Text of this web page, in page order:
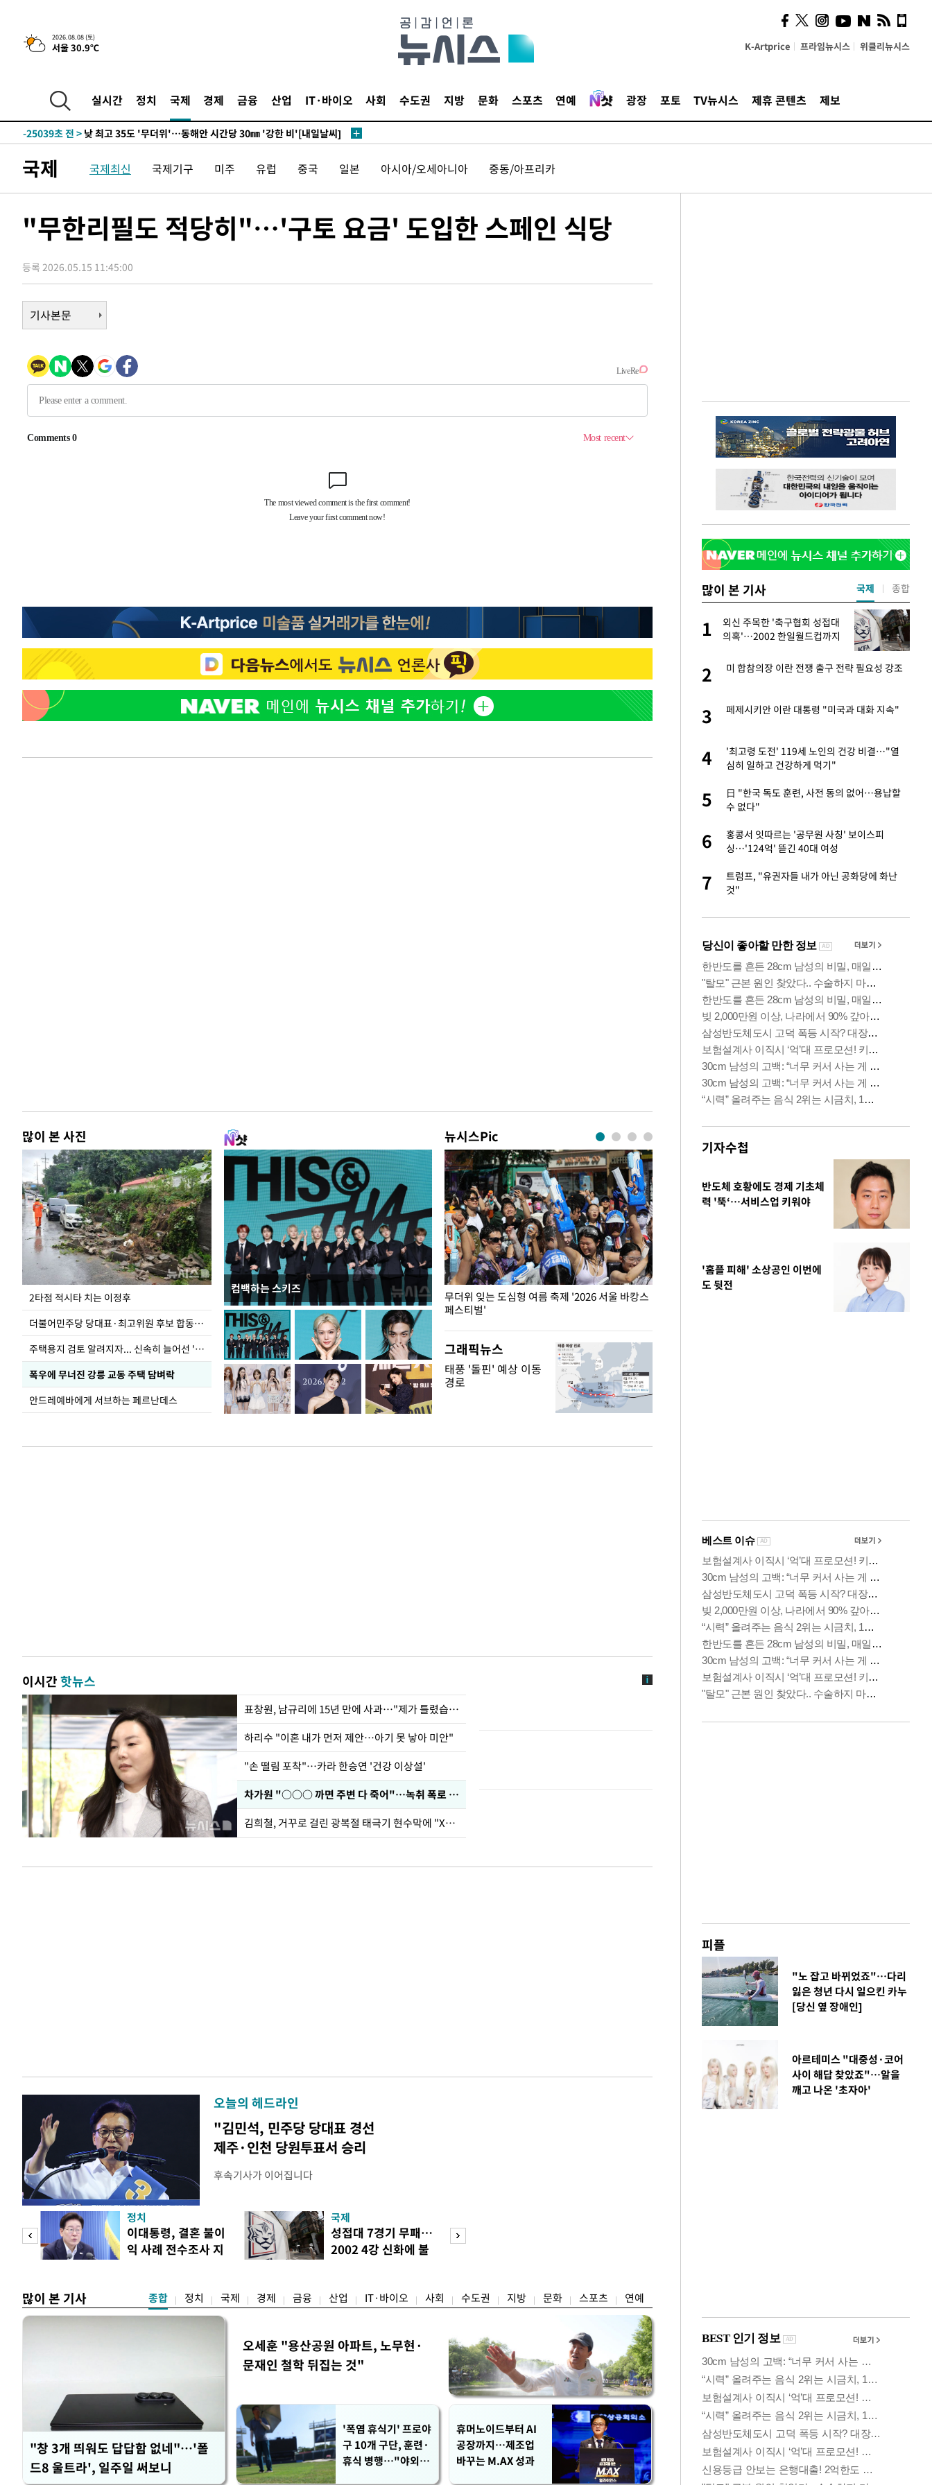
2026.08.08 (토)
서울 30.9℃ K-Artprice 프라임뉴시스 위클리뉴시스
실시간 정치 국제 경제 금융 산업 IT·바이오 사회 수도권 지방 문화 스포츠 연예 광장 포토 TV뉴시스 제휴 콘텐츠 제보
5시간 전 >[속보]뉴욕증시 상승 마감…S&P 0.6% 나스닥 1.3%↑
-31265초 전 >
[속보]與 당대표 경선, 제주·인천 권리당원 투표 김민석 승리
낮 최고 35도 '무더위'…동해안 시간당 30㎜ '강한 비'[내일날씨]
-24309초 전 > [속보]이강인 "감독님이 원하는 마음 느꼈고, 많은 트로피 원해 아
-23060초 전 >
온열질환 사망자 3명 늘어…누적 환자 3000명 돌파
-17005초 전 >강릉에 시간당 81.4㎜ 물폭탄…도로 잠기고 담벼락 붕괴
-13112초 전 >백운산서 80년근 천종산삼 9뿌리 발견…감정가 1.3억원
-10822초 전 >선재도서 해루질 나섰다 실종 60대, 닷새 만에 숨진 채 발견
-7732초 전 >여수 오동도 해상서 모터보트 전복…1명 사망·1명 실종
주 날씨]
-977초 전 > 축구협회 "압수수색·성접대 논란 사과…쇄신의 기회로 삼겠다"
8분 전 >[속보]'압수수색·성접대 논란' 축구협회 "실망과 걱정 안겨드려 죄송"
5시간 전 >[속보]뉴욕증시 상승 마감…S&P 0.6% 나스닥 1.3%↑
-31796초 전 >[속보]與 대표 경선 제주·인천 당원투표…金 47.75%·鄭
42.08%·宋 10.17%
-31330초 전 > 이강인 "아틀레티코 이적 기뻐…등번호 7번 의미보단 팀 위해 뛸
온열질환 사망자 3명 늘어…누적 환자 3000명 돌파
강릉에 시간당 81.4㎜ 물폭탄…도로 잠기고 담벼락 붕괴
-3959초 전 >
극한폭염 한풀 꺾이지만…'낮 최고 35도' 무더위, 열대야 계속[다음
주 날씨]
-977초 전 >축구협회 "압수수색·성접대 논란 사과…쇄신의 기회로 삼겠다"
8분 전 >[속보]'압수수색·성접대 논란' 축구협회 "실망과 걱정 안겨드려 죄송"
3시간 전 >'최고 37도' 폭염 지속…강원동해안 최대 150㎜ 비
5시간 전 > [속보]뉴욕증시 상승 마감…S&P 0.6% 나스닥 1.3%↑
국제 국제최신 국제기구 미주 유럽 중국 일본 아시아/오세아니아 중동/아프리카
"무한리필도 적당히"…'구토 요금' 도입한 스페인 식당
등록 2026.05.15 11:45:00
기사본문
많이 본 사진
2타점 적시타 치는 이정후
더불어민주당 당대표·최고위원 후보 합동연설회
주택용지 검토 알려지자... 신속히 늘어선 '근조화환'
폭우에 무너진 강릉 교동 주택 담벼락
안드레예바에게 서브하는 페르난데스
컴백하는 스키즈
뉴시스Pic
청와대 일주일
무더위 잊는 도심형 여름 축제 '2026 서울 바캉스
페스티벌'
이번주 국회에
그래픽뉴스
태풍 '돌핀' 예상 이동
경로
이시간핫뉴스
표창원, 남규리에 15년 만에 사과…"제가 틀렸습니다"
하리수 "이혼 내가 먼저 제안…아기 못 낳아 미안"
"손 떨림 포착"…카라 한승연 '건강 이상설'
차가원 "○○○ 까면 주변 다 죽어"…녹취 폭로 파장
김희철, 거꾸로 걸린 광복절 태극기 현수막에 "X돌았네"
오늘의 헤드라인
"김민석, 민주당 당대표 경선
제주·인천 당원투표서 승리
후속기사가 이어집니다
정치
이대통령, 결혼 불이
익 사례 전수조사 지
국제
성접대 7경기 무패…
2002 4강 신화에 불
많이 본 기사 종합 정치 국제 경제 금융 산업 IT·바이오 사회 수도권 지방 문화 스포츠 연예
"창 3개 띄워도 답답함 없네"…'폴
드8 울트라', 일주일 써보니
오세훈 "용산공원 아파트, 노무현·
문재인 철학 뒤집는 것"
'폭염 휴식기' 프로야
구 10개 구단, 훈련·
휴식 병행…"야외 훈
휴머노이드부터 AI
공장까지…제조업
바꾸는 M.AX 성과
많이 본 기사
"창 3개 띄워도 답답함 없
네"…'폴드8 울트라', 일주일
써보니
2
학 뒤집는 것"
3
'폭염 휴식기' 프로야구 10개 구단, 훈련·휴
식 병행…"야외 훈련 해도 안전 최우선"
4
1
외신 주목한 '축구협회 성접대
의혹'…2002 한일월드컵까지
2 미 합참의장 이란 전쟁 출구 전략 필요성 강조
3 페제시키안 이란 대통령 "미국과 대화 지속"
4
'최고령 도전' 119세 노인의 건강 비결…"열
심히 일하고 건강하게 먹기"
5
日 "한국 독도 훈련, 사전 동의 없어…용납할
수 없다"
6
홍콩서 잇따르는 '공무원 사칭' 보이스피
싱…'124억' 뜯긴 40대 여성
7
트럼프, "유권자들 내가 아닌 공화당에 화난
것"
국제 종합
기자수첩
반도체 호황에도 경제 기초체
력 '뚝‘…서비스업 키워야
'홈플 피해' 소상공인 이번에
도 뒷전
피플
"노 잡고 바뀌었죠"…다리
잃은 청년 다시 일으킨 카누
[당신 옆 장애인]
아르테미스 "대중성·코어
사이 해답 찾았죠"…알을
깨고 나온 '초자아'